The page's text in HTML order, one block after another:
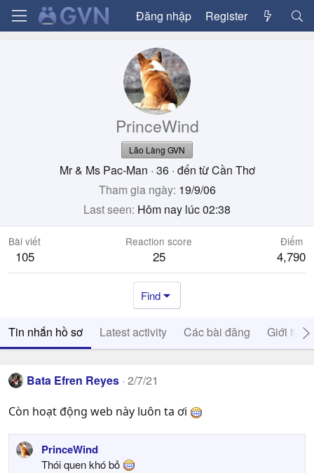
Đăng nhập Register
PrinceWind
Lão Làng GVN
Mr & Ms Pac-Man · 36 · đến từCần Thơ
Tham gia ngày 19/9/06
Last seen Hôm nay lúc 02:38
Bài viết
105
Reaction score
25
Điểm
4,790
Find
Tin nhắn hồ sơ Latest activity Các bài đăng Giới thiệu
Bata Efren Reyes 2/7/21
Còn hoạt động web này luôn ta ơi
PrinceWind
Thói quen khó bỏ